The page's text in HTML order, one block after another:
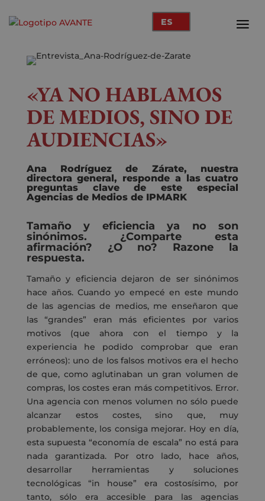
ES
«YA NO HABLAMOS
DE MEDIOS, SINO DE
AUDIENCIAS»
Ana Rodríguez de Zárate, nuestra
directora general, responde a las cuatro
preguntas clave de este especial
Agencias de Mediosde IPMARK
Tamaño y eficiencia ya no son
sinónimos. ¿Comparte esta
afirmación? ¿O no? Razone la
respuesta.
Tamaño y eficiencia dejaron de ser sinónimos
hace años. Cuando yo empecé en este mundo
de las agencias de medios, me enseñaron que
las “grandes” eran más eficientes por varios
motivos (que ahora con el tiempo y la
experiencia he podido comprobar que eran
erróneos): uno de los falsos motivos era el hecho
deque, como aglutinaban un gran volumen de
compras,los costes eran más competitivos. Error.
Una agencia con menos volumen no sólo puede
alcanzar estos costes,sino que, muy
probablemente, los consiga mejorar. Hoy en día,
esta supuesta “economía de escala” no está para
nada garantizada. Por otro lado, hace años,
desarrollar herramientas y soluciones
tecnológicas “in house” era costosísimo, por
tanto, sólo era accesible para las agencias